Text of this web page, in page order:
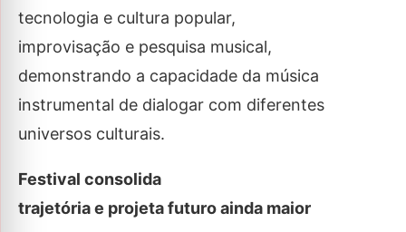
tecnologia e cultura popular,
improvisação e pesquisa musical,
demonstrando a capacidade da música
instrumental de dialogar com diferentes
universos culturais.
Festival consolida
trajetória e projeta futuro ainda maior